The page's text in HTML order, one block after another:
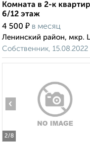
Комната в 2-к
6/12 этаж
4 500 ₽ в месяц
Ленинский район, мкр.
Собственник, 15.08.2022
2/8
‹